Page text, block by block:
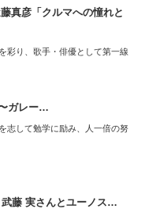
真彦「クルマへの憧れと
彩り、歌手・俳優として第一線
ガレー…
志して勉学に励み、人一倍の努
藤 実さんとユーノス…